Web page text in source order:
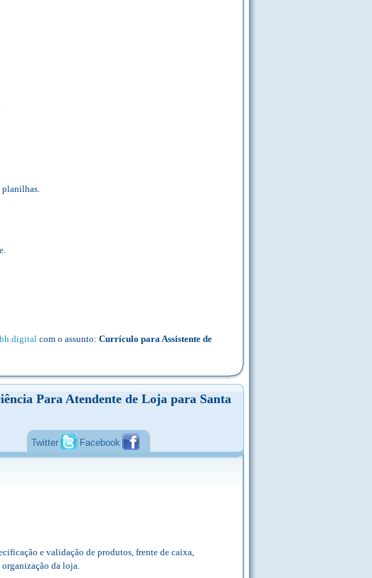
planilhas.
com o assunto: Currículo para Assistente de
Para Atendente de Loja para Santa
Twitter Facebook
e validação de produtos, frente de caixa,
organização da loja.